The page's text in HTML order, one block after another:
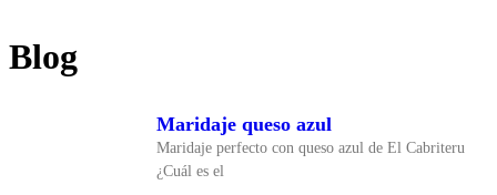
Blog
Maridaje queso azul
Maridaje perfecto con queso azul de El Cabriteru
¿Cuál es el